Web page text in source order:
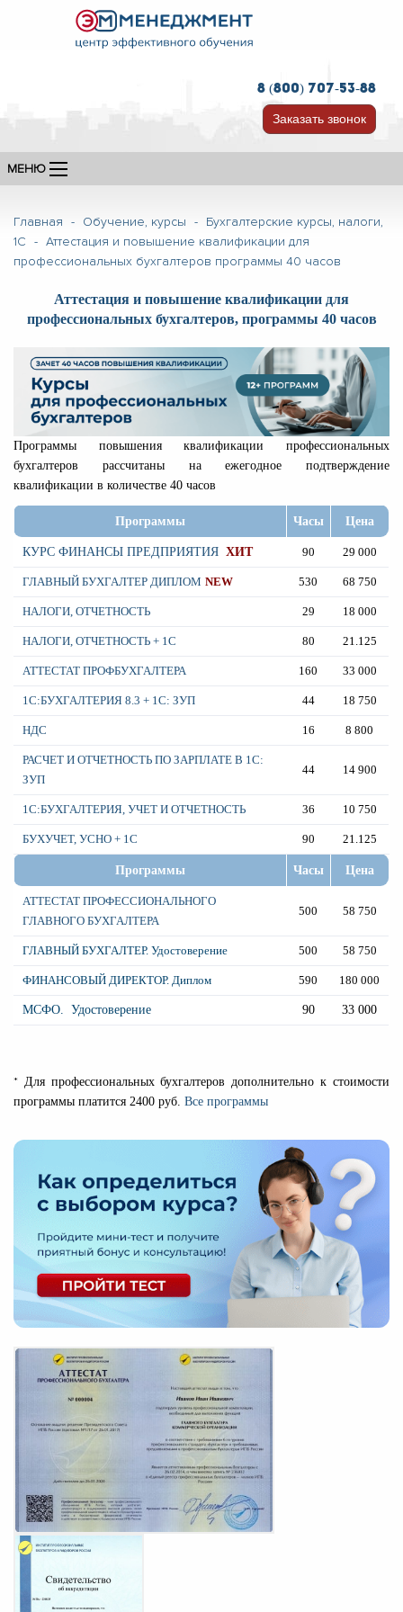
8 (800) 707-53-88
Заказать звонок
МЕНЮ
Главная - Обучение, курсы - Бухгалтерские курсы, налоги,
1С - Аттестация и повышение квалификации для
профессиональных бухгалтеров программы 40 часов
Аттестация и повышение квалификации для
профессиональных бухгалтеров, программы 40 часов
Программы повышения квалификации профессиональных
бухгалтеров рассчитаны на ежегодное подтверждение
квалификации в количестве 40 часов
Программы Часы Цена
КУРС ФИНАНСЫ ПРЕДПРИЯТИЯ ХИТ 90 29 000
ГЛАВНЫЙ БУХГАЛТЕР ДИПЛОМ NEW 530 68 750
НАЛОГИ, ОТЧЕТНОСТЬ 29 18 000
НАЛОГИ, ОТЧЕТНОСТЬ + 1С 80 21.125
АТТЕСТАТ ПРОФБУХГАЛТЕРА 160 33 000
1С:БУХГАЛТЕРИЯ 8.3 + 1С: ЗУП 44 18 750
НДС 16 8 800
РАСЧЕТ И ОТЧЕТНОСТЬ ПО ЗАРПЛАТЕ В 1С:
ЗУП
44 14 900
1С:БУХГАЛТЕРИЯ, УЧЕТ И ОТЧЕТНОСТЬ 36 10 750
БУХУЧЕТ, УСНО + 1 С 90 21.125
Программы Часы Цена
АТТЕСТАТ ПРОФЕССИОНАЛЬНОГО
ГЛАВНОГО БУХГАЛТЕРА
500 58 750
ГЛАВНЫЙ БУХГАЛТЕР. Удостоверение 500 58 750
ФИНАНСОВЫЙ ДИРЕКТОР. Диплом 590 180 000
МСФО. Удостоверение 90 33 000
* Для профессиональных бухгалтеров дополнительно к стоимости
программы платится 2400 руб. Все программы